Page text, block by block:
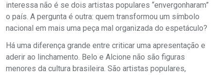
interessa não é se dois artistas populares “envergonharam”
o país. A pergunta é outra: quem transformou um símbolo
nacional em mais uma peça mal organizada do espetáculo?
Há uma diferença grande entre criticar uma apresentação e
aderir ao linchamento. Belo e Alcione não são figuras
menores da cultura brasileira. São artistas populares,